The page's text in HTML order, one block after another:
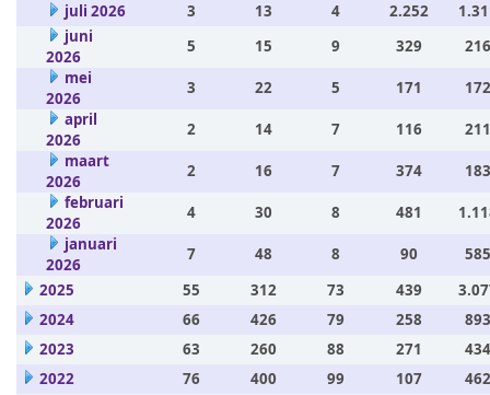
juli 2026 3 13 4 2.252
juni
2026
5 15 9 329
mei
2026
3 22 5 171
april
2026
2 14 7 116
maart
2026
2 16 7 374
februari
2026
4 30 8 481
januari
2026
7 48 8 90
2025
55 312 73 439
2024
66 426 79 258
2023
63 260 88 271
2022
76 400 99 107